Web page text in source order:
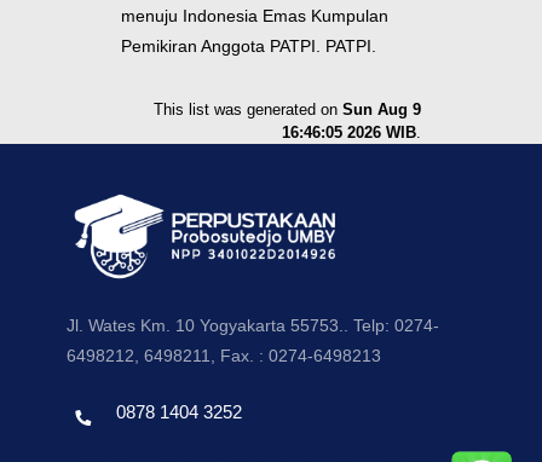
menuju Indonesia Emas Kumpulan
Pemikiran Anggota PATPI. PATPI.
This list was generated on Sun Aug 9
16:46:05 2026 WIB.
Jl. Wates Km. 10 Yogyakarta 55753.. Telp: 0274-
6498212, 6498211, Fax. : 0274-6498213
0878 1404 3252